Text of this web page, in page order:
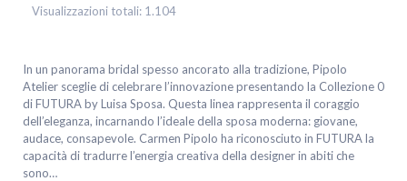
Visualizzazioni totali: 1.104
In un panorama bridal spesso ancorato alla tradizione, Pipolo
Atelier sceglie di celebrare l’innovazione presentando la Collezione 0
di FUTURA by Luisa Sposa. Questa linea rappresenta il coraggio
dell’eleganza, incarnando l’ideale della sposa moderna: giovane,
audace, consapevole. Carmen Pipolo ha riconosciuto in FUTURA la
capacità di tradurre l’energia creativa della designer in abiti che
sono…